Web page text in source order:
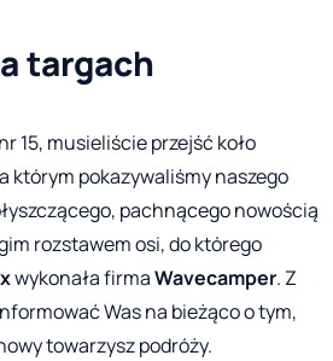
targach
15, musieliście przejść koło
którym pokazywaliśmy naszego
pachnącego nowością
rozstawem osi, do którego
wykonała firmaWavecamper. Z
Was na bieżąco o tym,
towarzysz podróży.